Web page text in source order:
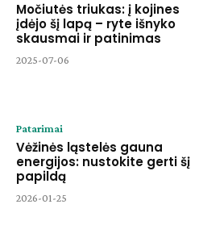
Močiutės triukas: į kojines
įdėjo šį lapą – ryte išnyko
skausmai ir patinimas
2025-07-06
Patarimai
Vėžinės ląstelės gauna
energijos: nustokite gerti šį
papildą
2026-01-25